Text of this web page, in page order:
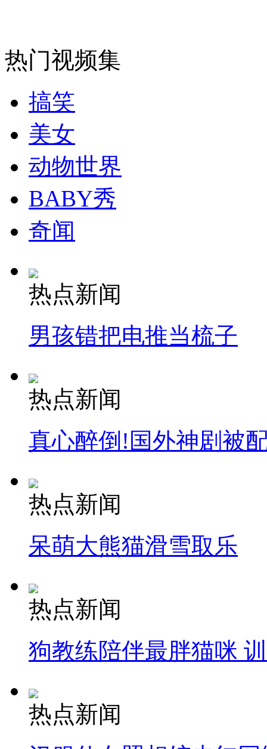
司机酒驾遇交警 急速倒车逃窜
热门视频集
搞笑
美女
动物世界
BABY秀
奇闻
热点新闻
男孩错把电推当梳子
热点新闻
真心醉倒!国外神剧被
热点新闻
呆萌大熊猫滑雪取乐
热点新闻
狗教练陪伴最胖猫咪
热点新闻